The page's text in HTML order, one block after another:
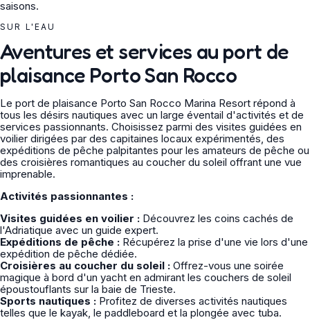
saisons.
SUR L'EAU
Aventures et services au port de
plaisance Porto San Rocco
Le port de plaisance Porto San Rocco Marina Resort répond à
tous les désirs nautiques avec un large éventail d'activités et de
services passionnants. Choisissez parmi des visites guidées en
voilier dirigées par des capitaines locaux expérimentés, des
expéditions de pêche palpitantes pour les amateurs de pêche ou
des croisières romantiques au coucher du soleil offrant une vue
imprenable.
Activités passionnantes :
Visites guidées en voilier : Découvrez les coins cachés de
l'Adriatique avec un guide expert.
Expéditions de pêche : Récupérez la prise d'une vie lors d'une
expédition de pêche dédiée.
Croisières au coucher du soleil : Offrez-vous une soirée
magique à bord d'un yacht en admirant les couchers de soleil
époustouflants sur la baie de Trieste.
Sports nautiques : Profitez de diverses activités nautiques
telles que le kayak, le paddleboard et la plongée avec tuba.